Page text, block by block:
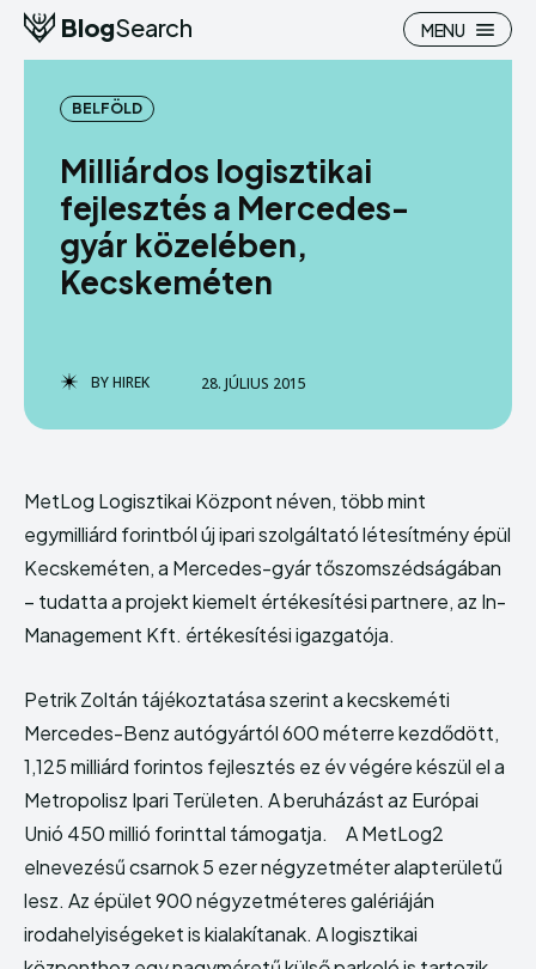
Search
Homepage
Hasznos
Otthon
Belföld
Szolgáltatás
Vállalkozás
Enter the depths of the
EchoVerse.
BELÉPÉS
HOMEPAGE PÉNZÜGY HASZNOS
Search
Homepage
Hasznos
Otthon
Belföld
Szolgáltatás
Vállalkozás
Enter the depths of the
EchoVerse.
BELÉPÉS
HOMEPAGE PÉNZÜGY HASZNOS
BlogSearch MENU
BELFÖLD
Milliárdos logisztikai
fejlesztés a Mercedes-
gyár közelében,
Kecskeméten
BYHIREK 28. JÚLIUS 2015
MetLog Logisztikai Központ néven, több mint
egymilliárd forintból új ipari szolgáltató létesítmény épül
Kecskeméten, a Mercedes-gyár tőszomszédságában
– tudatta a projekt kiemelt értékesítési partnere, az In-
Management Kft. értékesítési igazgatója.
Petrik Zoltán tájékoztatása szerint a kecskeméti
Mercedes-Benz autógyártól 600 méterre kezdődött,
1,125 milliárd forintos fejlesztés ez év végére készül el a
Metropolisz Ipari Területen. A beruházást az Európai
Unió 450 millió forinttal támogatja. A MetLog2
elnevezésű csarnok 5 ezer négyzetméter alapterületű
lesz. Az épület 900 négyzetméteres galériáján
irodahelyiségeket is kialakítanak. A logisztikai